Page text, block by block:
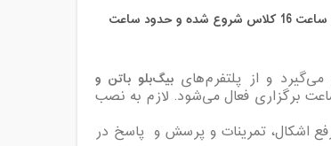
ساعت 16 کلاس شروع شده و حدود ساعت
می‌گیرد و از پلتفرم‌هایبیگ‌بلو باتن و
برگزاری فعال می‌شود. لازم به نصب
اشکال، تمرینات و پرسش و پاسخ در